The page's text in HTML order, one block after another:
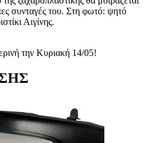
συνταγές του. Στη φωτό: ψητό
Αιγίνης.
την Κυριακή 14/05!